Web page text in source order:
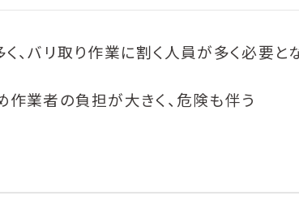
、バリ取り作業に割く人員が多く必要と
業者の負担が大きく、危険も伴う